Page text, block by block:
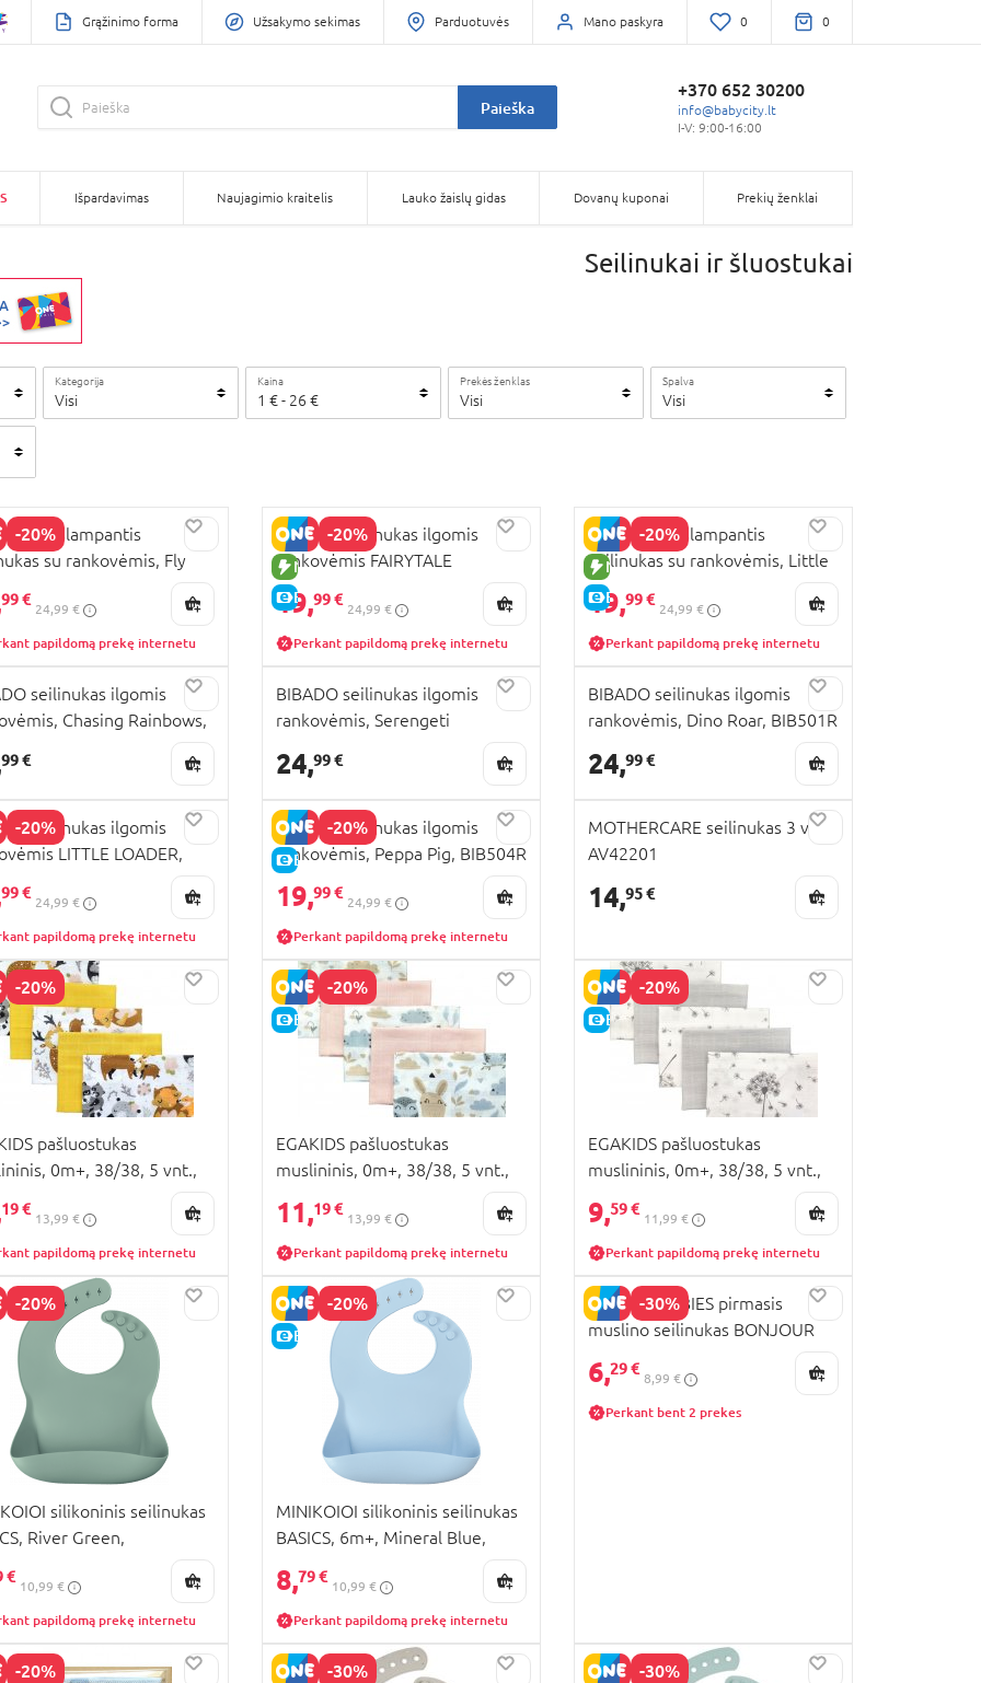
Grąžinimo forma Užsakymo sekimas Parduotuvės Mano paskyra 0 0
Paieška
+370 652 30200
info@babycity.lt
I-V: 9:00-16:00
Išpardavimas Naujagimio kraitelis Lauko žaislų gidas Dovanų kuponai Prekių ženklai
Seilinukai ir šluostukai
Kategorija
Visi
Kaina
1 €- 26 €
Prekės ženklas
Visi
Spalva
Visi
-20%
PREKĖ
neperšlampantis
su rankovėmis, Fly
99 €
24,99 €
papildomą prekę internetu
-20%
NAUJA PREKĖ
E-KAINA
BIBADO seilinukas ilgomis
rankovėmis FAIRYTALE
FOODIES, BIB513R
19,99 €
24,99 €
Perkant papildomą prekę internetu
-20%
NAUJA PREKĖ
E-KAINA
SARO neperšlampantis
seilinukas su rankovėmis, Little
explores, 16593
19,99 €
24,99 €
Perkant papildomą prekę internetu
seilinukas ilgomis
Chasing Rainbows,
99 €
BIBADO seilinukas ilgomis
rankovėmis, Serengeti
24,99 €
BIBADO seilinukas ilgomis
rankovėmis, Dino Roar, BIB501R
24,99 €
-20%
seilinukas ilgomis
LITTLE LOADER,
99 €
24,99 €
papildomą prekę internetu
-20%
E-KAINA
BIBADO seilinukas ilgomis
rankovėmis, Peppa Pig, BIB504R
19,99 €
24,99 €
Perkant papildomą prekę internetu
MOTHERCARE seilinukas 3 vnt.,
AV42201
14,95 €
-20%
pašluostukas
0m+, 38/38, 5 vnt.,
19 €
13,99 €
papildomą prekę internetu
-20%
E-KAINA
EGAKIDS pašluostukas
muslininis, 0m+, 38/38, 5 vnt.,
11,19 €
13,99 €
Perkant papildomą prekę internetu
-20%
E-KAINA
EGAKIDS pašluostukas
muslininis, 0m+, 38/38, 5 vnt.,
9,59 €
11,99 €
Perkant papildomą prekę internetu
-20%
silikoninis seilinukas
River Green,
€
10,99 €
papildomą prekę internetu
-20%
E-KAINA
MINIKOIOI silikoninis seilinukas
BASICS, 6m+, Mineral Blue,
8,79 €
10,99 €
Perkant papildomą prekę internetu
-30%
CANPOL BABIES pirmasis
muslino seilinukas BONJOUR
26/900_blu
6,29 €
8,99 €
Perkant bent 2 prekes
-20% -30% -30%